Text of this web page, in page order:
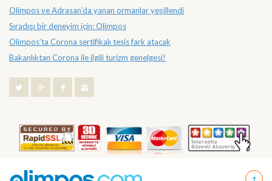
Olimpos ve Adrasan’da yanan ormanlar yeşillendi
Sıradışı bir deneyim için: Olimpos
Olimpos’ta Corona sertifikalı tesis fark atacak
Bakanlıktan Corona ile ilgili turizm genelgesi!